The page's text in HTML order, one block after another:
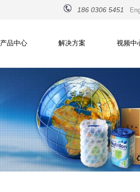
186 0306 5451
产品中心 解决方案 视频中